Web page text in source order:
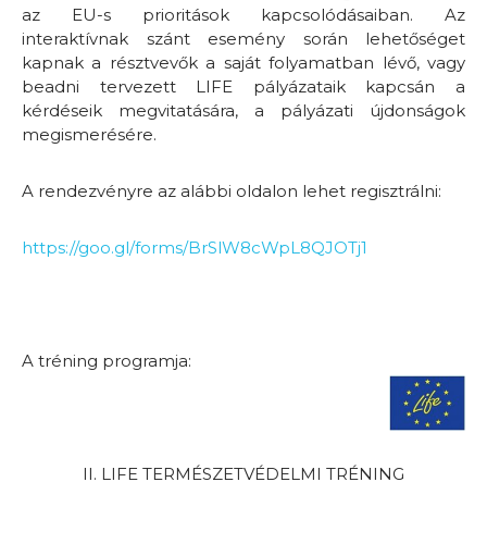
az EU-s prioritások kapcsolódásaiban. Az
interaktívnak szánt esemény során lehetőséget
kapnak a résztvevők a saját folyamatban lévő, vagy
beadni tervezett LIFE pályázataik kapcsán a
kérdéseik megvitatására, a pályázati újdonságok
megismerésére.
A rendezvényre az alábbi oldalon lehet regisztrálni:
https://goo.gl/forms/BrSlW8cWpL8QJOTj1
A tréning programja:
II. LIFE TERMÉSZETVÉDELMI TRÉNING